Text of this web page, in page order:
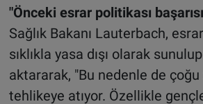
"Önceki esrar politikası
Sağlık Bakanı Lauterbach,
sıklıkla yasa dışı olarak sunulup
aktararak, "Bu nedenle de çoğu
tehlikeye atıyor. Özellikle